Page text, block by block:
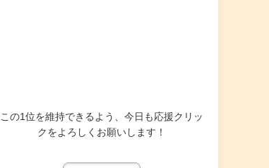
この1位を維持できるよう、今日も応援クリッ
クをよろしくお願いします！